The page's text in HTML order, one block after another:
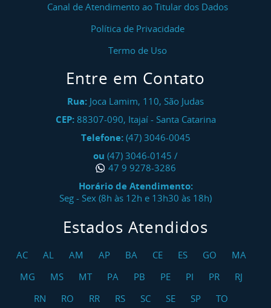
Canal de Atendimento ao Titular dos Dados
Política de Privacidade
Termo de Uso
Entre em Contato
Rua: Joca Lamim, 110, São Judas
CEP: 88307-090, Itajaí- Santa Catarina
Telefone: (47) 3046-0045
ou (47) 3046-0145 /
47 9 9278-3286
Horário de Atendimento:
Seg - Sex (8h às 12h e 13h30 às 18h)
Estados Atendidos
AC AL AM AP BA CE ES GO
MA
MG
MS MT PA PB PE PI PR
RJ
RN
RO RR RS SC SE SP TO